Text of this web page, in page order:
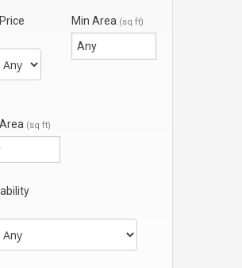
Min Area (sq ft)
(sq ft)